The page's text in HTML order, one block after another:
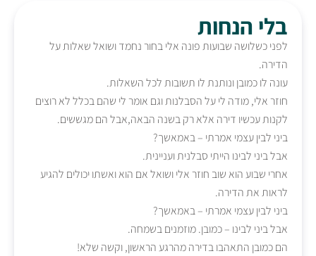
בלי הנחות
לפני כשלושה שבועות פונה אלי בחור נחמד ושואל שאלות על
הדירה.
עונה לו כמובן ונותנת לו תשובות לכל השאלות.
חוזר אלי, מודה לי על הסבלנות וגם אומר לי שהם בכלל לא רוצים
לקנות עכשיו דירה אלא רק בשנה הבאה,אבל הם מגששים.
ביני לבין עצמי אמרתי – באמאשך?
אבל ביני לבינו הייתי סבלנית ועניינית.
אחרי שבוע הוא שוב חוזר אלי ושואל אם הוא ואשתו יכולים להגיע
לראות את הדירה.
ביני לבין עצמי אמרתי – באמאשך?
אבל ביני לבינו – כמובן. מוזמנים בשמחה.
הם כמובן התאהבו בדירה מהרגע הראשון, וקשה שלא!